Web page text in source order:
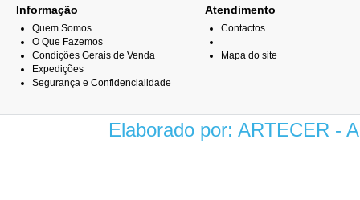
Informação
Quem Somos
O Que Fazemos
Condições Gerais de Venda
Expedições
Segurança e Confidencialidade
Atendimento
Contactos
Mapa do site
Elaborado por: ARTECER -